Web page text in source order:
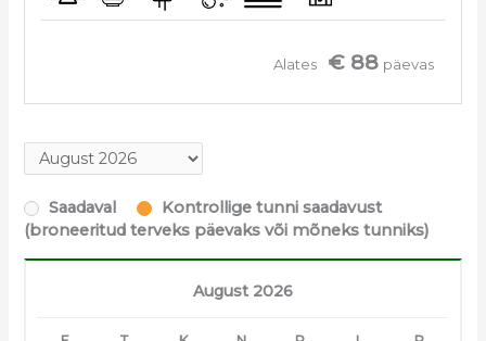
Alates € 88 päevas
Saadaval
Kontrollige tunni saadavust
(broneeritud terveks päevaks või mõneks tunniks)
August 2026